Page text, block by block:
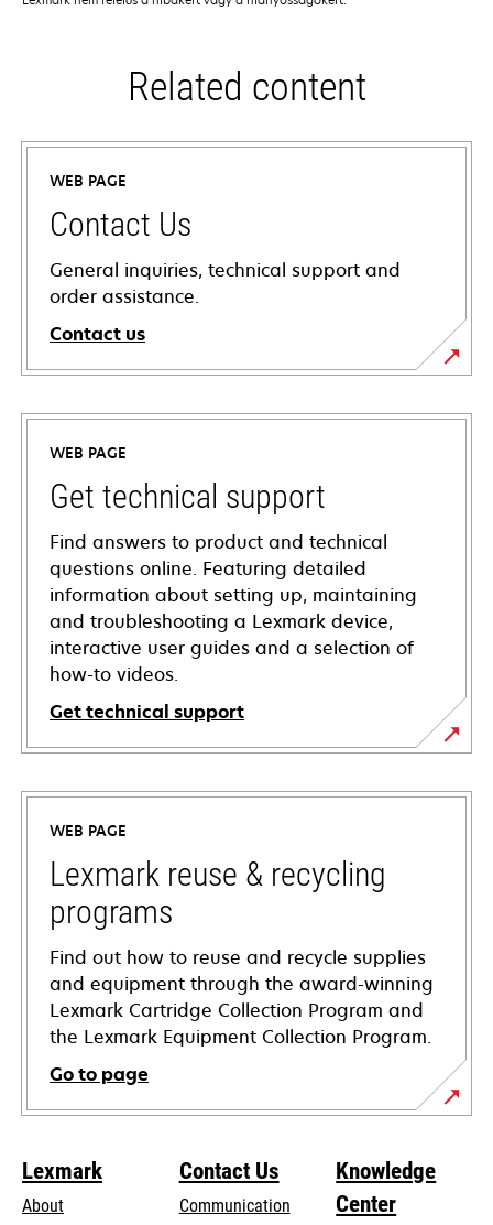
Related content
WEB PAGE
Contact Us
General inquiries, technical support and
order assistance.
Contact us
WEB PAGE
Get technical support
Find answers to product and technical
questions online. Featuring detailed
information about setting up, maintaining
and troubleshooting a Lexmark device,
interactive user guides and a selection of
how-to videos.
Get technical support
opens
in
new
tab
WEB PAGE
Lexmark reuse & recycling
programs
Find out how to reuse and recycle supplies
and equipment through the award-winning
Lexmark Cartridge Collection Program and
the Lexmark Equipment Collection Program.
Go to page
Lexmark
About
Contact Us
Communication
Knowledge
Center